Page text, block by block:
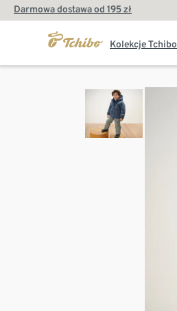
Darmowa dostawa od 195 zł
Kolekcje Tchibo